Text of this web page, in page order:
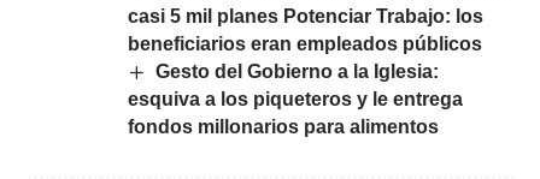
casi 5 mil planes Potenciar Trabajo: los
beneficiarios eran empleados públicos
Gesto del Gobierno a la Iglesia:
esquiva a los piqueteros y le entrega
fondos millonarios para alimentos